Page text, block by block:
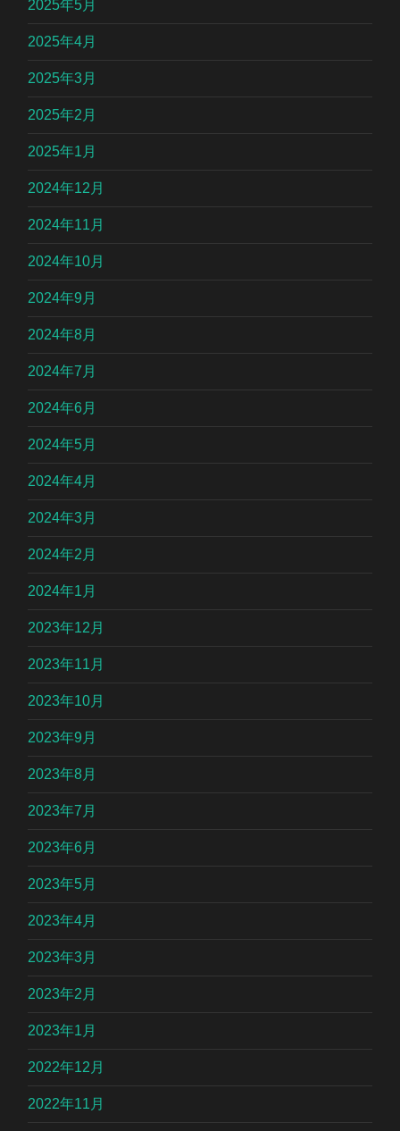
2025年5月
2025年4月
2025年3月
2025年2月
2025年1月
2024年12月
2024年11月
2024年10月
2024年9月
2024年8月
2024年7月
2024年6月
2024年5月
2024年4月
2024年3月
2024年2月
2024年1月
2023年12月
2023年11月
2023年10月
2023年9月
2023年8月
2023年7月
2023年6月
2023年5月
2023年4月
2023年3月
2023年2月
2023年1月
2022年12月
2022年11月